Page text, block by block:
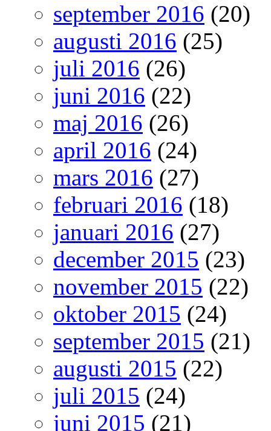
september 2016 (20)
augusti 2016 (25)
juli 2016 (26)
juni 2016 (22)
maj 2016 (26)
april 2016 (24)
mars 2016 (27)
februari 2016 (18)
januari 2016 (27)
december 2015 (23)
november 2015 (22)
oktober 2015 (24)
september 2015 (21)
augusti 2015 (22)
juli 2015 (24)
juni 2015 (21)